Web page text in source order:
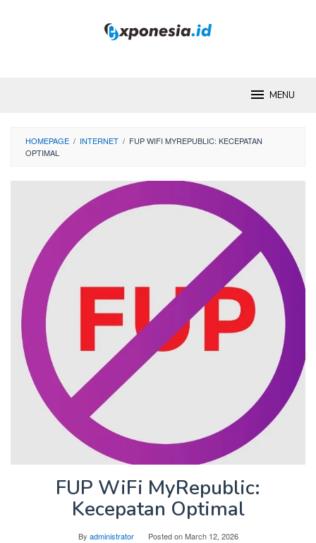
MENU
HOMEPAGE / INTERNET / FUP WIFI MYREPUBLIC: KECEPATAN
OPTIMAL
FUP WiFi MyRepublic:
Kecepatan Optimal
By administrator Posted onMarch 12, 2026